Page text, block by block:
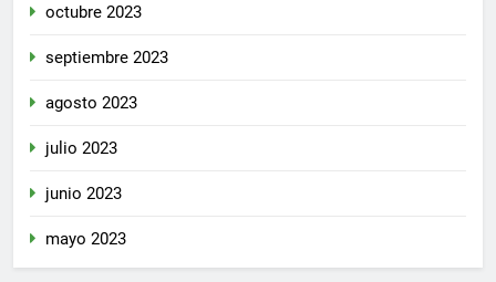
octubre 2023
septiembre 2023
agosto 2023
julio 2023
junio 2023
mayo 2023